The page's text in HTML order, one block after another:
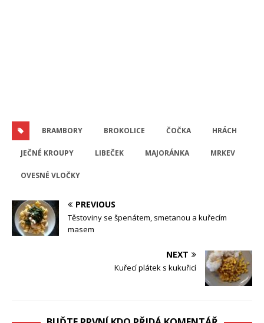
BRAMBORY BROKOLICE ČOČKA HRÁCH
JEČNÉ KROUPY LIBEČEK MAJORÁNKA MRKEV
OVESNÉ VLOČKY
PREVIOUS
Těstoviny se špenátem, smetanou a kuřecím
masem
NEXT
Kuřecí plátek s kukuřicí